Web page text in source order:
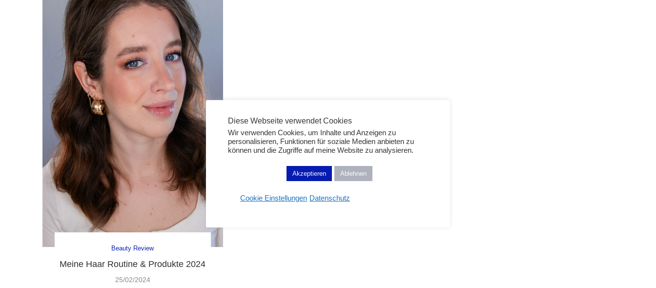
Beauty Review
Meine Haar Routine & Produkte 2024
25/02/2024
Diese Webseite verwendet Cookies
Wir verwenden Cookies, um Inhalte und Anzeigen zu
personalisieren, Funktionen für soziale Medien anbieten zu
können und die Zugriffe auf meine Website zu analysieren.
Akzeptieren Ablehnen
Cookie Einstellungen Datenschutz